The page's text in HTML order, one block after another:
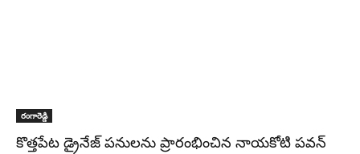
రంగారెడ్డి
కొత్తపేట డ్రైనేజ్ పనులను ప్రారంభించిన నాయకోటి పవన్